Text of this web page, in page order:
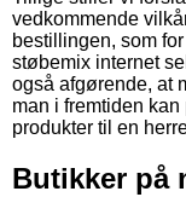
vedkommende
bestillingen, som
støbemix internet
også afgørende, at
man i fremtiden
produkter til en
Butikker på